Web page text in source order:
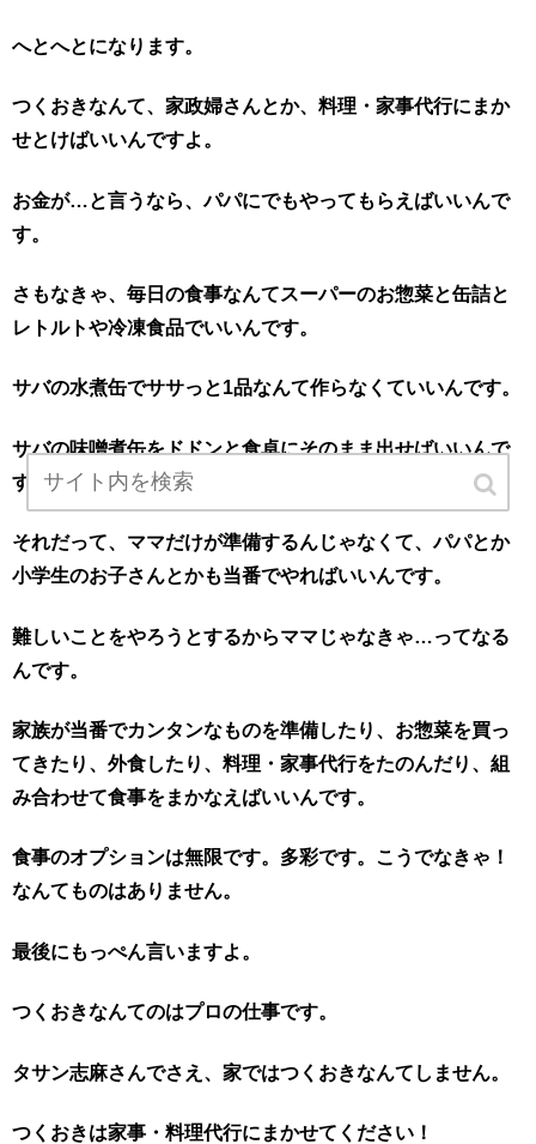
へとへとになります。
つくおきなんて、家政婦さんとか、料理・家事代行にまか
せとけばいいんですよ。
お金が…と言うなら、パパにでもやってもらえばいいんで
す。
さもなきゃ、毎日の食事なんてスーパーのお惣菜と缶詰と
レトルトや冷凍食品でいいんです。
サバの水煮缶でササっと1品なんて作らなくていいんです。
サバの味噌煮缶をドドンと食卓にそのまま出せばいいんで
す。
それだって、ママだけが準備するんじゃなくて、パパとか
小学生のお子さんとかも当番でやればいいんです。
難しいことをやろうとするからママじゃなきゃ…ってなる
んです。
家族が当番でカンタンなものを準備したり、お惣菜を買っ
てきたり、外食したり、料理・家事代行をたのんだり、組
み合わせて食事をまかなえばいいんです。
食事のオプションは無限です。多彩です。こうでなきゃ！
なんてものはありません。
最後にもっぺん言いますよ。
つくおきなんてのはプロの仕事です。
タサン志麻さんでさえ、家ではつくおきなんてしません。
つくおきは家事・料理代行にまかせてください！